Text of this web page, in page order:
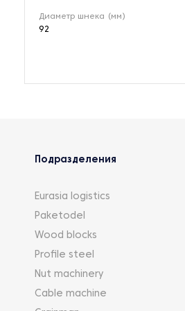
Диаметр шнека (мм)
92
Подразделения
Eurasia logistics
Paketodel
Wood blocks
Profile steel
Nut machinery
Cable machine